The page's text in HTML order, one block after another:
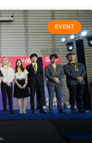
EVENT